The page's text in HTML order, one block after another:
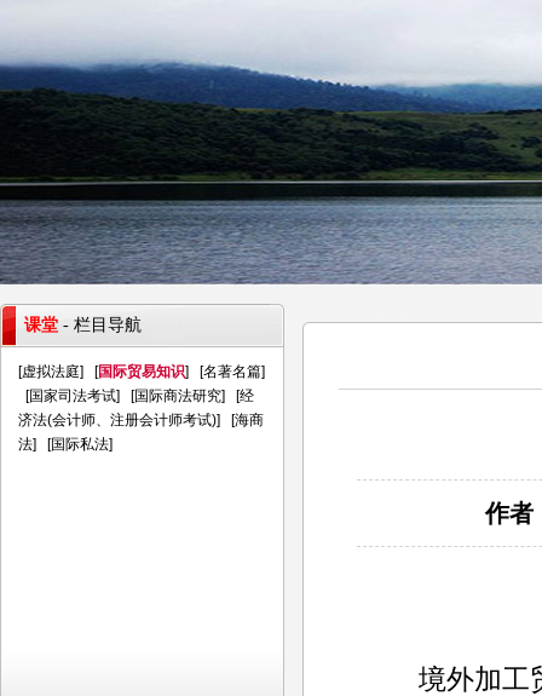
作者
境外加工贸
课堂 - 栏目导航
[虚拟法庭] [国际贸易知识] [名著名篇]
[国家司法考试] [国际商法研究] [经
济法(会计师、注册会计师考试)] [海商
法] [国际私法]